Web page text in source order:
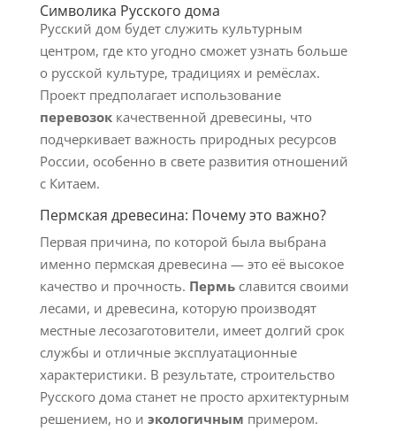
Символика Русского дома
Русский дом будет служить культурным
центром, где кто угодно сможет узнать больше
о русской культуре, традициях и ремёслах.
Проект предполагает использование
перевозоккачественной древесины, что
подчеркивает важность природных ресурсов
России, особенно в свете развития отношений
с Китаем.
Пермская древесина: Почему это важно?
Первая причина, по которой была выбрана
именно пермская древесина — это её высокое
качество и прочность. Пермьславится своими
лесами, и древесина, которую производят
местные лесозаготовители, имеет долгий срок
службы и отличные эксплуатационные
характеристики. В результате, строительство
Русского дома станет не просто архитектурным
решением, но и экологичным примером.